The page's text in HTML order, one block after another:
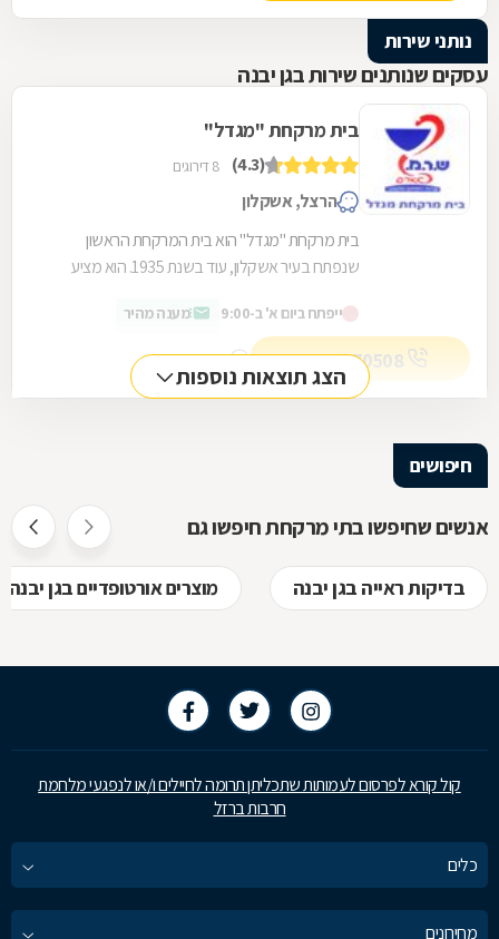
נותני שירות
עסקים שנותנים שירות בגן יבנה
בית מרקחת "מגדל"
(4.3) 8 דירוגים
הרצל, אשקלון
בית מרקחת "מגדל" הוא בית המרקחת הראשון
שנפתח בעיר אשקלון, עוד בשנת 1935. הוא מציע
לתינוקות, מוצרים...
ייפתח ביום א' ב-9:00 מענה מהיר
מספר מקשר
הצג תוצאות נוספות
חיפושים
אנשים שחיפשו בתי מרקחת חיפשו גם
בדיקות ראייה בגן יבנה מוצרים אורטופדיים בגן יבנה
קול קורא לפרסום לעמותות שתכליתן תרומה לחיילים ו/או לנפגעי מלחמת
חרבות ברזל
כלים
מחירונים